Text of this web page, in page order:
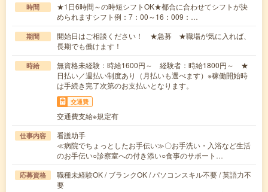
時間
★1日6時間～の時短シフトOK★都合に合わせてシフトが決
められますシフト例：7：00～16：009：…
期間
開始日はご相談ください！ ★急募 ★職場が気に入れば、
長期でも働けます！
時給
無資格未経験：時給1600円～ 経験者：時給1800円～ ★
日払い／週払い制度あり（月払いも選べます）※稼働開始時
は手続き完了次第のお支払いとなります。
交通費
交通費支給※規定有
仕事内容
看護助手
≪病院でちょっとしたお手伝い≫〇お手洗い・入浴など生活
のお手伝い○診察室への付き添い○食事のサポート…
応募資格
職種未経験OK / ブランクOK / パソコンスキル不要 / 英語力不
要